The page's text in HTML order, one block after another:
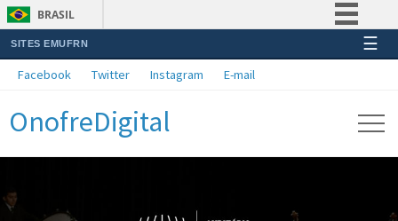
BRASIL
Simplifique!
Acesso à informação
Canais
SITES EMUFRN ☰
Facebook Twitter Instagram E-mail
OnofreDigital